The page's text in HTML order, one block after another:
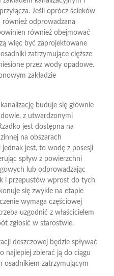
Jeśli oprócz ścieków
odprowadzana
również obejmować
więc być zaprojektowane
zatrzymujące cięższe
przez wody opadowe.
zakładzie
buduje się głównie
z utwardzonymi
jest dostępna na
na obszarach
jednak jest, to wodę z posesji
spływ z powierzchni
lub odprowadzając
i przepustów wprost do tych
się zwykle na etapie
wymaga częściowej
uzgodnić z właścicielem
zgłosić w starostwie.
deszczowej będzie spływać
najlepiej zbierać ją do ciągu
osadnikiem zatrzymującym